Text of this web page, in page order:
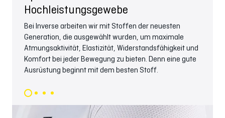
Hochleistungsgewebe
Bei Inverse arbeiten wir mit Stoffen der neuesten
Generation, die ausgewählt wurden, um maximale
Atmungsaktivität, Elastizität, Widerstandsfähigkeit und
Komfort bei jeder Bewegung zu bieten. Denn eine gute
Ausrüstung beginnt mit dem besten Stoff.